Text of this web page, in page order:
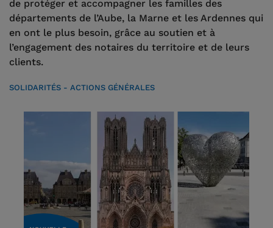
de protéger et accompagner les familles des
départements de l’Aube, la Marne et les Ardennes qui
en ont le plus besoin, grâce au soutien et à
l’engagement des notaires du territoire et de leurs
clients.
SOLIDARITÉS - ACTIONS GÉNÉRALES